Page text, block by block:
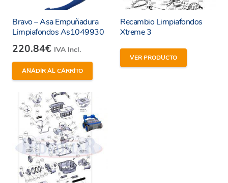
He leído y estoy de acuerdo con los
términos y
política de privacidadde la web.
Enviar
Bravo – Asa Empuñadura
Limpiafondos As1049930
220.84€ IVA Incl.
AÑADIR AL CARRITO
Recambio Limpiafondos
Xtreme 3
VER PRODUCTO